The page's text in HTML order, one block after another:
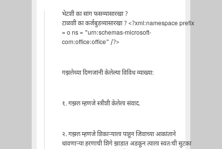
भेटशी का सांग फसव्यासारखा ?
टाळशी का कर्जबुडव्यासारखा ? <?xml:namespace prefix
= o ns = "urn:schemas-microsoft-
com:office:office" /?>
गझलेच्या दिग्गजांनी केलेल्या विविध व्याख्या:
१. गझल म्हणजे स्त्रीशी केलेला संवाद.
२. गझल म्हणजे शिकार्‍याला पाहून जिवाच्या आकांताने
धावणार्‍या हरणाची शिंगे झाडात अडकून त्याला स्वतःची सुटका